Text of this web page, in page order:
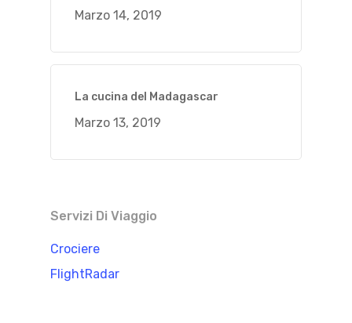
Marzo 14, 2019
La cucina del Madagascar
Marzo 13, 2019
Servizi Di Viaggio
Crociere
FlightRadar